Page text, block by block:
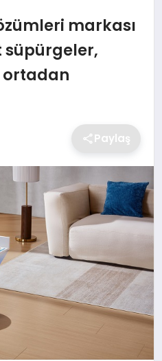
markası
süpürgeler,
ortadan
Paylaş